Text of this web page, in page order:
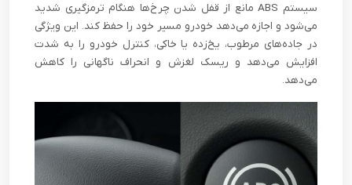
سیستم ABS مانع از قفل شدن چرخ‌ها هنگام ترمزگیری شدید
می‌شود و اجازه می‌دهد خودرو مسیر خود را حفظ کند. این ویژگی
در جاده‌های مرطوب، یخ‌زده یا خاکی، کنترل خودرو را به شدت
افزایش می‌دهد و ریسک لغزش و انحراف ناگهانی را کاهش
می‌دهد.